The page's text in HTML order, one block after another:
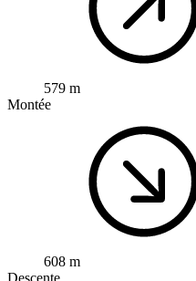
579 m
Montée
608 m